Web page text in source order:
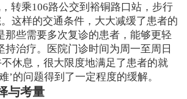
转乘106路公交到裕铜路口站，步行
这样的交通条件，大大减缓了患者的
那些需要多次复诊的患者，能够更轻
持治疗。医院门诊时间为周一至周日
休息，很大限度地满足了患者的就
’的问题得到了一定程度的缓解。
与考量